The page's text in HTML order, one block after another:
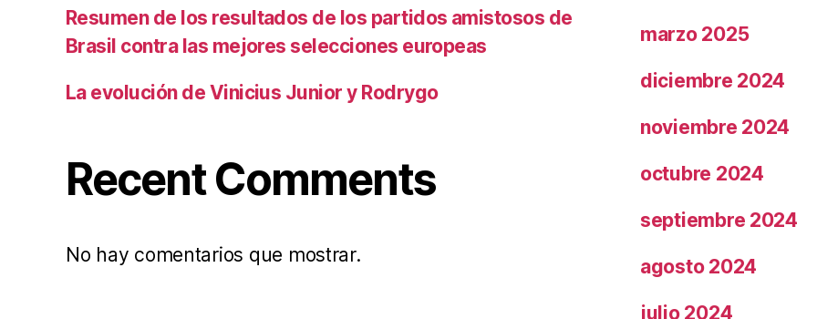
Resumen de los resultados de los partidos amistosos de
Brasil contra las mejores selecciones europeas
La evolución de Vinicius Junior y Rodrygo
Recent Comments
No hay comentarios que mostrar.
marzo 2025
diciembre 2024
noviembre 2024
octubre 2024
septiembre 2024
agosto 2024
julio 2024